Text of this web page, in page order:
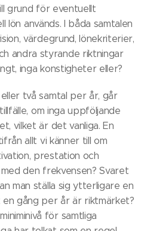
grund för eventuellt
lön används. I båda samtalen
värdegrund, lönekriterier,
andra styrande riktningar
inga konstigheter eller?
två samtal per år, går
om inga uppföljande
vilket är det vanliga. En
allt vi känner till om
prestation och
den frekvensen? Svaret
man ställa sig ytterligare en
gång per år är riktmärket?
för samtliga